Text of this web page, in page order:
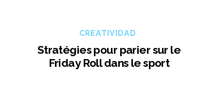
CREATIVIDAD
Stratégies pour parier sur le
Friday Roll dans le sport